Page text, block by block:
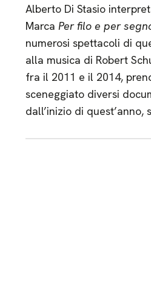
Alberto Di Stasio
Marca Per filo e per
numerosi spettacoli di
alla musica di Robert
fra il 2011 e il 2014,
sceneggiato diversi
dall’inizio di